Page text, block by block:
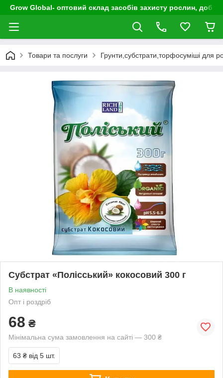
Grow Global- оптовий склад засобів захисту рослин,
Товари та послуги Грунти,субстрати,торфосуміші для
Субстрат «Полісський» кокосовий 300 г
В наявності
Опт і роздріб
68 ₴
Мінімальна сума замовлення на сайті — 300 ₴
63 ₴ від 5 шт.